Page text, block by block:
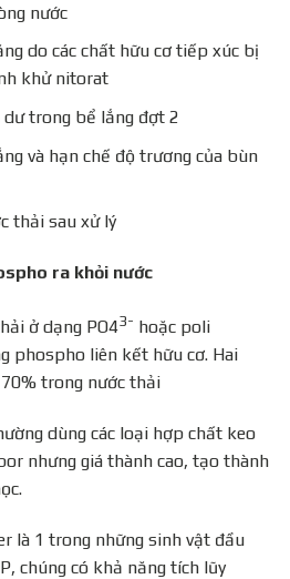
nước
do các chất hữu cơ tiếp xúc bị
khử nitorat
trong bể lắng đợt 2
và hạn chế độ trương của bùn
thải sau xử lý
ra khỏi nước
ở dạng PO43- hoặc poli
phospho liên kết hữu cơ. Hai
trong nước thải
dùng các loại hợp chất keo
nhưng giá thành cao, tạo thành
1 trong những sinh vật đầu
chúng có khả năng tích lũy